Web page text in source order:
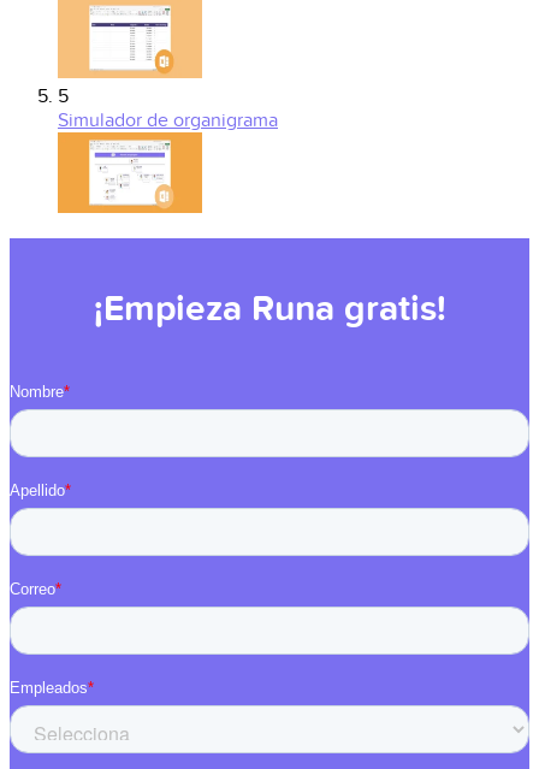
5
Simulador de organigrama
¡Empieza Runa gratis!